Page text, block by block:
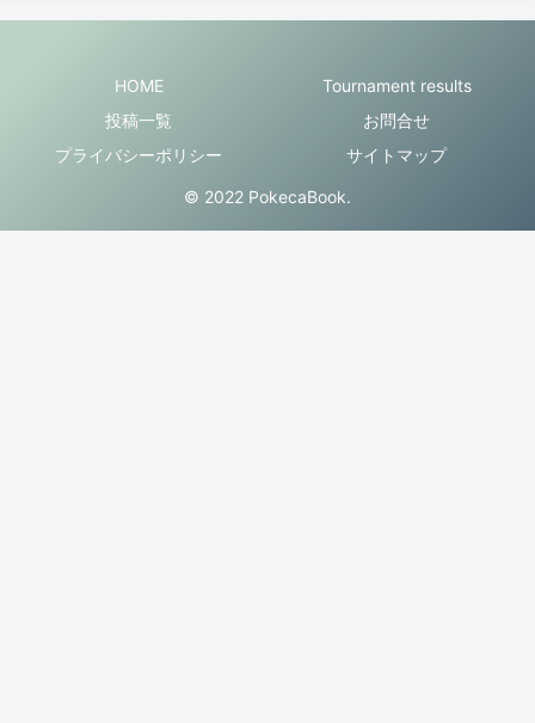
HOME
Tournament results
投稿一覧
お問合せ
プライバシーポリシー
サイトマップ
© 2022 PokecaBook.